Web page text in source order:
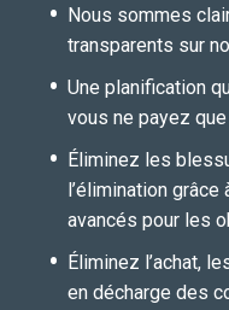
Nous sommes
transparents sur
Une planification
vous ne payez
Éliminez les
l’élimination
avancés pour les
Éliminez l’achat,
en décharge des